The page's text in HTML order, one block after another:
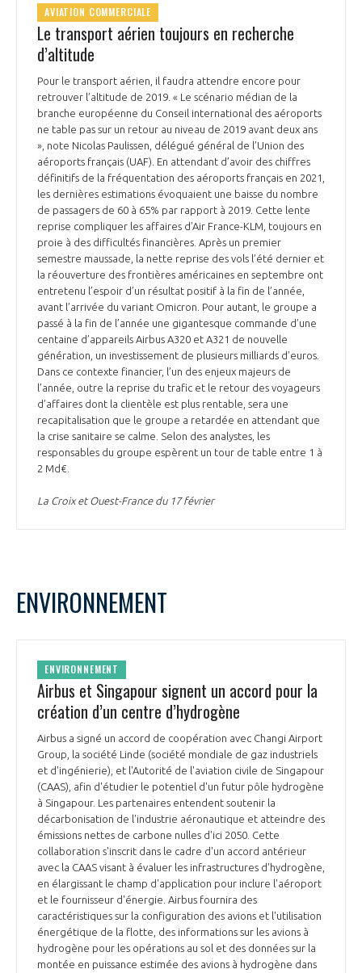
AVIATION COMMERCIALE
Le transport aérien toujours en recherche
d’altitude
Pour le transport aérien, il faudra attendre encore pour
retrouver l’altitude de 2019. « Le scénario médian de la
branche européenne du Conseil international des aéroports
ne table pas sur un retour au niveau de 2019 avant deux ans
», note Nicolas Paulissen, délégué général de l’Union des
aéroports français (UAF). En attendant d’avoir des chiffres
définitifs de la fréquentation des aéroports français en 2021,
les dernières estimations évoquaient une baisse du nombre
de passagers de 60 à 65% par rapport à 2019. Cette lente
reprise compliquer les affaires d’Air France-KLM, toujours en
proie à des difficultés financières. Après un premier
semestre maussade, la nette reprise des vols l’été dernier et
la réouverture des frontières américaines en septembre ont
entretenu l’espoir d’un résultat positif à la fin de l’année,
avant l’arrivée du variant Omicron. Pour autant, le groupe a
passé à la fin de l’année une gigantesque commande d’une
centaine d’appareils Airbus A320 et A321 de nouvelle
génération, un investissement de plusieurs milliards d’euros.
Dans ce contexte financier, l’un des enjeux majeurs de
l’année, outre la reprise du trafic et le retour des voyageurs
d’affaires dont la clientèle est plus rentable, sera une
recapitalisation que le groupe a retardée en attendant que
la crise sanitaire se calme. Selon des analystes, les
responsables du groupe espèrent un tour de table entre 1 à
2 Md€.
La Croix et Ouest-France du 17 février
ENVIRONNEMENT
ENVIRONNEMENT
Airbus et Singapour signent un accord pour la
création d’un centre d’hydrogène
Airbus a signé un accord de coopération avec Changi Airport
Group, la société Linde (société mondiale de gaz industriels
et d'ingénierie), et l'Autorité de l'aviation civile de Singapour
(CAAS), afin d'étudier le potentiel d'un futur pôle hydrogène
à Singapour. Les partenaires entendent soutenir la
décarbonisation de l'industrie aéronautique et atteindre des
émissions nettes de carbone nulles d'ici 2050. Cette
collaboration s'inscrit dans le cadre d'un accord antérieur
avec la CAAS visant à évaluer les infrastructures d'hydrogène,
en élargissant le champ d'application pour inclure l'aéroport
et le fournisseur d'énergie. Airbus fournira des
caractéristiques sur la configuration des avions et l'utilisation
énergétique de la flotte, des informations sur les avions à
hydrogène pour les opérations au sol et des données sur la
montée en puissance estimée des avions à hydrogène dans